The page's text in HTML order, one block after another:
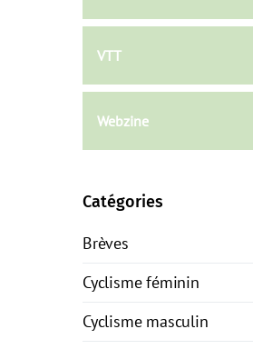
VTT
Webzine
Catégories
Brèves
Cyclisme féminin
Cyclisme masculin